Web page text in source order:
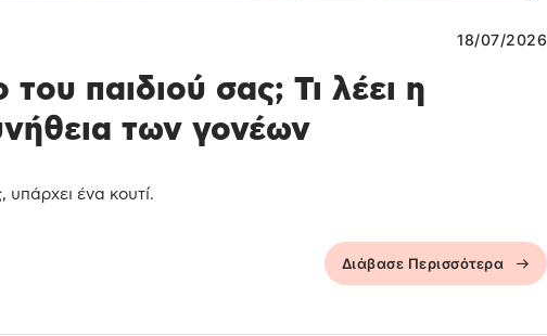
18/07/2026
παιδιού σας; Τι λέει η
των γονέων
ένα κουτί.
Διάβασε Περισσότερα